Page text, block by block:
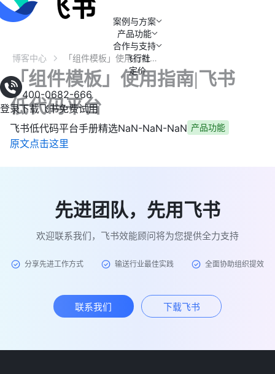
案例与方案
产品功能
合作与支持
飞行社
定价
400-0682-666
登录下载飞书免费试用
博客中心 「组件模板」使用指南|飞书低代码平台
「组件模板」使用指南|飞书
低代码平台
飞书低代码平台手册精选NaN-NaN-NaN 产品功能
原文点击这里
先进团队，先用飞书
欢迎联系我们，飞书效能顾问将为您提供全力支持
分享先进工作方式 输送行业最佳实践 全面协助组织提效
联系我们 下载飞书